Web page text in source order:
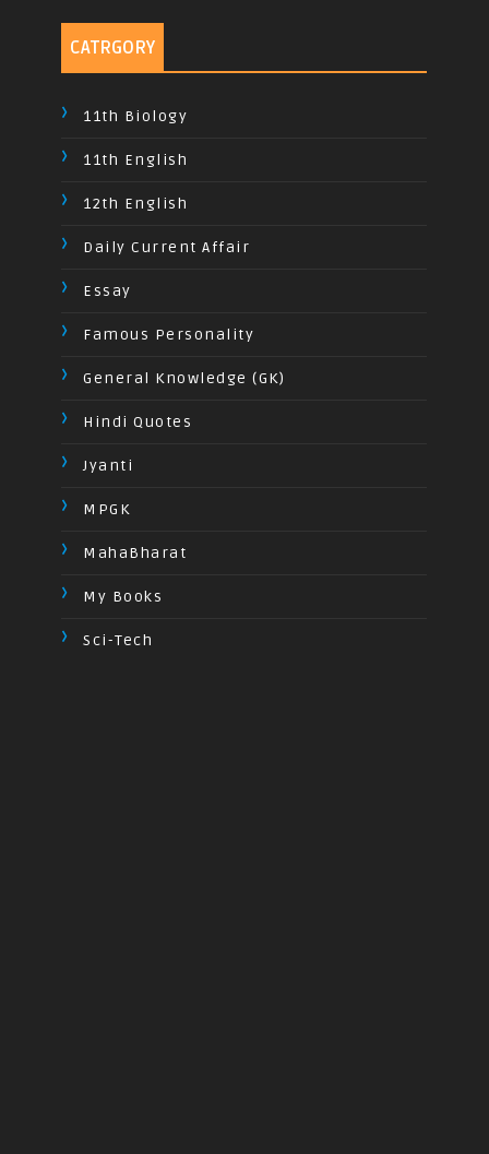
CATRGORY
11th Biology
11th English
12th English
Daily Current Affair
Essay
Famous Personality
General Knowledge (GK)
Hindi Quotes
Jyanti
MPGK
MahaBharat
My Books
Sci-Tech